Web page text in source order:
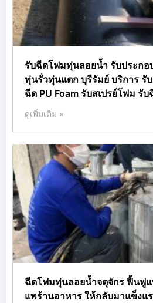
รับฉีดโฟมทุ่นลอยน้ำ รับประก
ทุ่นรั่วทุ่นแตก บุรีรัมย์ บริการ รั
ฉีด PU Foam รับสเปรย์โฟม รั
ดูเพิ่มเติม »
ฉีดโฟมทุ่นลอยน้ำจตุจักร ฟื้นฟู
แพร้านอาหาร ให้กลับมาแข็งแ